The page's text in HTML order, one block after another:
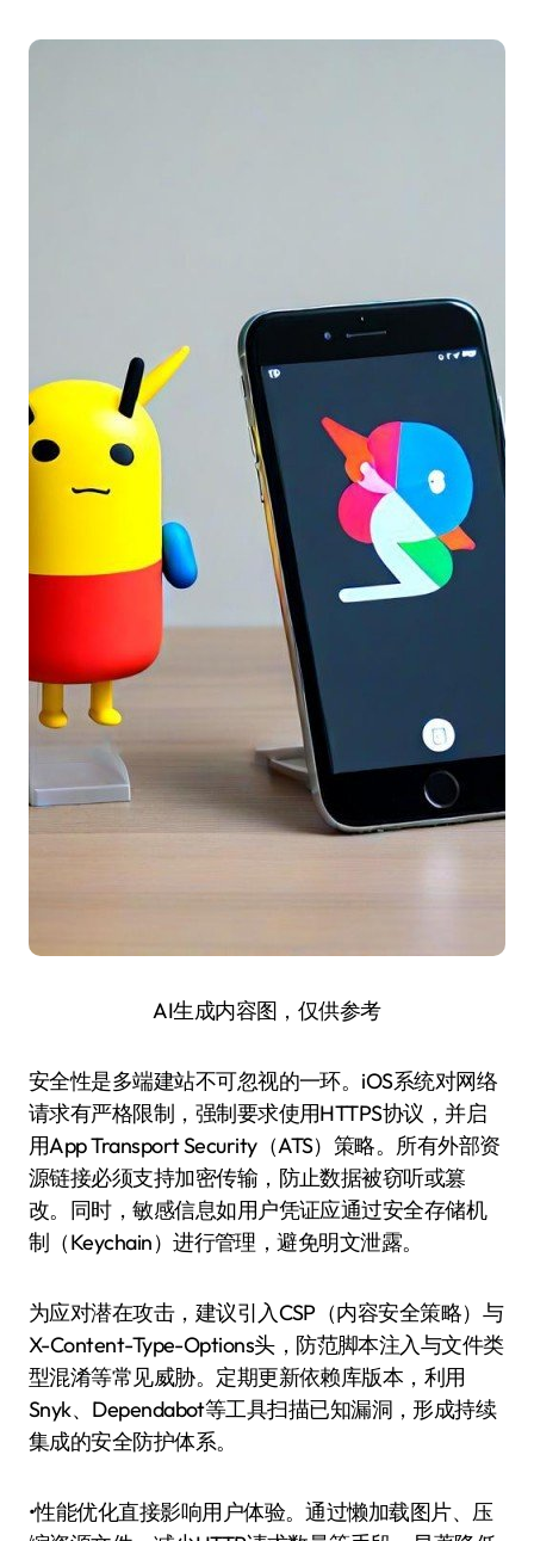
AI生成内容图，仅供参考
安全性是多端建站不可忽视的一环。iOS系统对网络
请求有严格限制，强制要求使用HTTPS协议，并启
用App Transport Security（ATS）策略。所有外部资
源链接必须支持加密传输，防止数据被窃听或篡
改。同时，敏感信息如用户凭证应通过安全存储机
制（Keychain）进行管理，避免明文泄露。
为应对潜在攻击，建议引入CSP（内容安全策略）与
X-Content-Type-Options头，防范脚本注入与文件类
型混淆等常见威胁。定期更新依赖库版本，利用
Snyk、Dependabot等工具扫描已知漏洞，形成持续
集成的安全防护体系。
•性能优化直接影响用户体验。通过懒加载图片、压